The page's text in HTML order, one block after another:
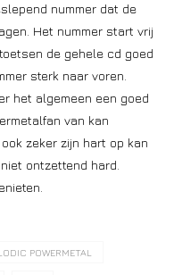
nummer dat de
Het nummer start vrij
de gehele cd goed
sterk naar voren.
het algemeen een goed
van kan
zeker zijn hart op kan
ontzettend hard.
POWERMETAL